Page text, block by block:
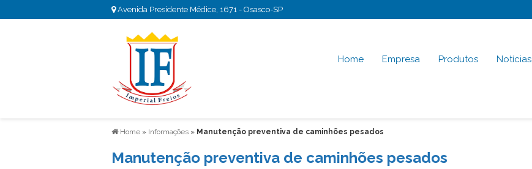
Avenida Presidente Médice, 1671 - Osasco-SP
Home Empresa Produtos Notícias
Home » Informações » Manutenção preventiva de caminhões pesados
Manutenção preventiva de caminhões pesados